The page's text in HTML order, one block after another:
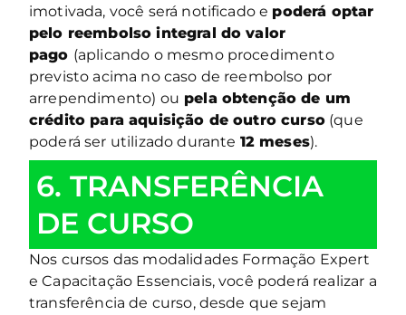
imotivada, você será notificado e poderá optar
pelo reembolso integral do valor
pago (aplicando o mesmo procedimento
previsto acima no caso de reembolso por
arrependimento) ou pela obtenção de um
crédito para aquisição de outro curso(que
poderá ser utilizado durante 12 meses).
6. TRANSFERÊNCIA
DE CURSO
Nos cursos das modalidades Formação Expert
e Capacitação Essenciais, você poderá realizar a
transferência de curso, desde que sejam